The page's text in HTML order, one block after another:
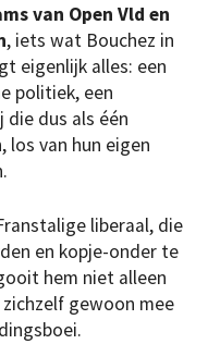
van Open Vld en
, iets wat Bouchez in
eigenlijk alles: een
politiek, een
die dus als één
van hun eigen
liberaal, die
en kopje-onder te
hem niet alleen
gewoon mee